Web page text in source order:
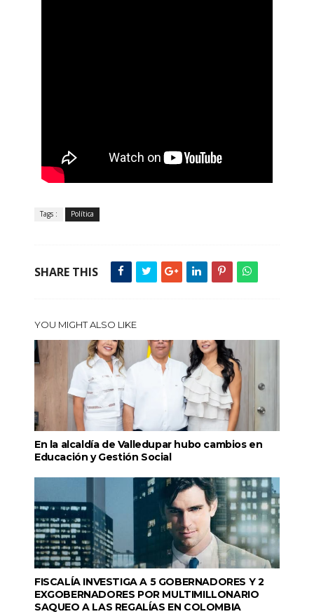
Tags : Política
SHARE THIS
YOU MIGHT ALSO LIKE
En la alcaldía de Valledupar hubo cambios en
Educación y Gestión Social
FISCALÍA INVESTIGA A 5 GOBERNADORES Y 2
EXGOBERNADORES POR MULTIMILLONARIO
SAQUEO A LAS REGALÍAS EN COLOMBIA